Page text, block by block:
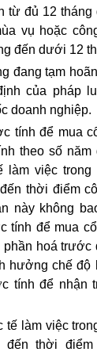
từ đủ 12 tháng
vụ hoặc
đến dưới 12
đang tạm
của pháp
doanh nghiệp.
tính để mua
theo số năm
làm việc
thời điểm
này không
tính để mua
phần hoá trước
hưởng chế độ
tính để nhận
tế làm việc
đến thời